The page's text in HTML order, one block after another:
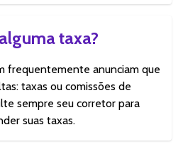
taxa?
frequentemente anunciam que
taxas ou comissões de
sempre seu corretor para
suas taxas.